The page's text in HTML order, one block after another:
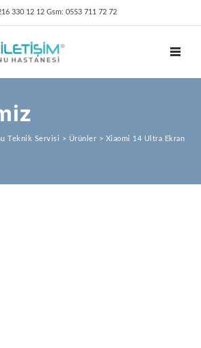
330 12 12 Gsm: 0553 711 72 72
Teknik Servisi > Ürünler > Xiaomi 14 Ultra Ekran